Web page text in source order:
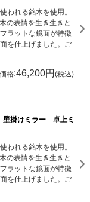
われる銘木を使用。
の表情を生き生きと
ラットな鏡面が特徴
を仕上げました。ご
価格:46,200円 (税込)
掛けミラー 卓上ミ
われる銘木を使用。
の表情を生き生きと
ラットな鏡面が特徴
を仕上げました。ご